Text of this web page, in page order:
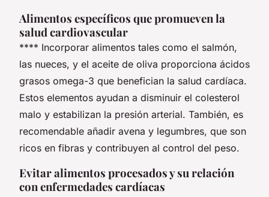
Alimentos específicos que promueven la
salud cardiovascular
**** Incorporar alimentos tales como el salmón,
las nueces, y el aceite de oliva proporciona ácidos
grasos omega-3 que benefician la salud cardíaca.
Estos elementos ayudan a disminuir el colesterol
malo y estabilizan la presión arterial. También, es
recomendable añadir avena y legumbres, que son
ricos en fibras y contribuyen al control del peso.
Evitar alimentos procesados y su relación
con enfermedades cardíacas